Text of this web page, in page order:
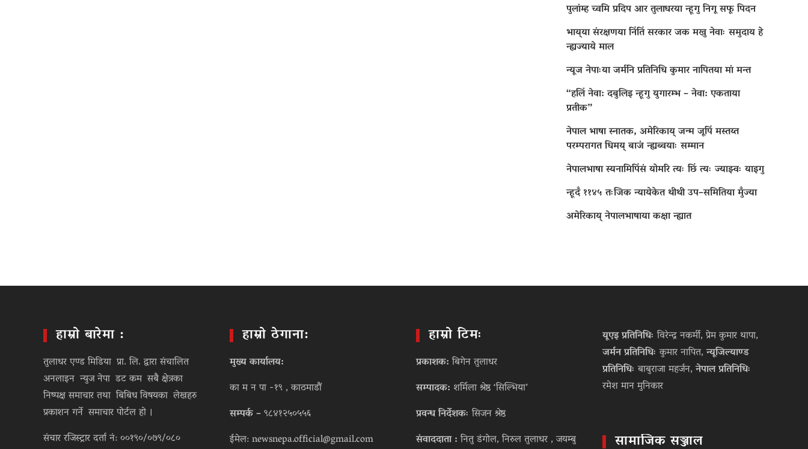
पुलांम्ह च्वमि प्रदिप आर तुलाधरया न्हूगु निगू सफू पिदन
भाय्‌या संरक्षणया निंतिं सरकार जक मखु नेवाः समुदाय हे
न्ह्यज्याये माल
न्यूज नेपाःया जर्मनि प्रतिनिधि कुमार नापितया मां मन्त
“हलिं नेवा: दबुलिइ न्हूगु युगारम्भ – नेवा: एकताया
प्रतीक”
नेपाल भाषा स्नातक, अमेरिकाय् जन्म जूपिं मस्तय्त
परम्परागत धिमय् बाजं न्ह्यब्वयाः सम्मान
नेपालभाषा स्यनामिपिंसं योमरि त्यः छिं त्यः ज्याझ्वः याइगु
न्हूदँ ११४५ तःजिक न्यायेकेत थीथी उप–समितिया मुँज्या
अमेरिकाय् नेपालभाषाया कक्षा न्ह्यात
हाम्रो बारेमा :
तुलाधर एण्ड मिडिया प्रा. लि. द्वारा संचालित
अनलाइन न्युज नेपा डट कम सबै क्षेत्रका
निष्पक्ष समाचार तथा बिबिध विषयका लेखहरु
प्रकाशन गर्ने समाचार पोर्टल हो ।
संचार रजिस्ट्रार दर्ता नं: ००१९०/०७९/०८०
हाम्रो ठेगाना:
मुख्य कार्यालय:
का म न पा -१९ , काठमाडौं
सम्पर्क –९८४१२५०५५६
ईमेल: newsnepa.official@gmail.com
हाम्रो टिमः
प्रकाशक: बिगेन तुलाधर
सम्पादक: शर्मिला श्रेष्ठ ‘सिल्भिया’
प्रवन्ध निर्देशकः सिजन श्रेष्ठ
संवाददाता : नितु डंगोल, निरुल तुलाधर , जयम्बु
यूएइ प्रतिनिधिः विरेन्द्र नकर्मी, प्रेम कुमार थापा,
जर्मन प्रतिनिधिः कुमार नापित,न्यूजिल्याण्ड
प्रतिनिधिः बाबुराजा महर्जन,नेपाल प्रतिनिधिः
रमेश मान मुनिकार
सामाजिक सञ्जाल